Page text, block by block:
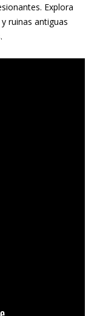
Explora
ruinas antiguas